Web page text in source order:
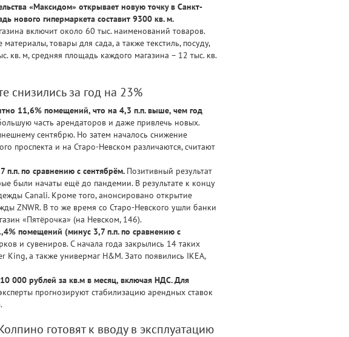
«Максидом» открывает новую точку в Санкт-
нового гипермаркета составит 9300 кв. м.
включит около 60 тыс. наименований товаров.
товары для сада, а также текстиль, посуду,
кв. м, средняя площадь каждого магазина – 12 тыс. кв.
снизились за год на 23%
11,6% помещений, что на 4,3 п.п. выше, чем год
часть арендаторов и даже привлечь новых.
сентябрю. Но затем началось снижение
проспекта и на Старо-Невском различаются, считают
п.п. по сравнению с сентябрём. Позитивный результат
были начаты ещё до пандемии. В результате к концу
Canali. Кроме того, анонсировано открытие
ZNWR. В то же время со Старо-Невского ушли банки
«Пятёрочка» (на Невском, 146).
помещений (минус 3,7 п.п. по сравнению с
и сувениров. С начала года закрылись 14 таких
King, а также универмаг H&M. Зато появились IKEA,
000 рублей за кв.м в месяц, включая НДС. Для
прогнозируют стабилизацию арендных ставок
готовят к вводу в эксплуатацию